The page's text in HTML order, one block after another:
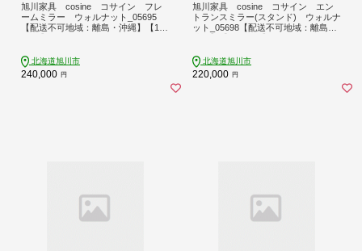
旭川家具 cosine コサイン フレ
ームミラー ウォルナット_05695
【配送不可地域：離島・沖縄】【174
北海道旭川市
240,000 円
旭川家具 cosine コサイン エン
トランスミラー(スタンド) ウォルナ
ット_05698【配送不可地域：離島・
北海道旭川市
220,000 円